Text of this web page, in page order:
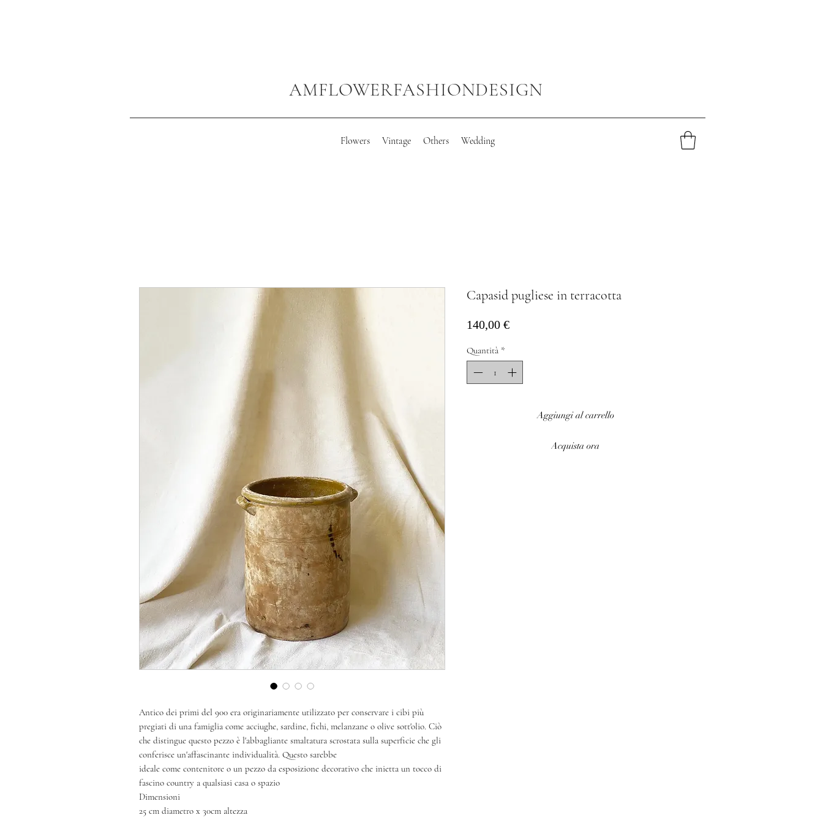
AMFLOWERFASHIONDESIGN
Flowers Vintage Others Wedding
Antico dei primi del 900 era originariamente utilizzato per conservare i cibi più
pregiati di una famiglia come acciughe, sardine, fichi, melanzane o olive sott'olio. Ciò
che distingue questo pezzo è l'abbagliante smaltatura scrostata sulla superficie che gli
conferisce un'affascinante individualità. Questo sarebbe
ideale come contenitore o un pezzo da esposizione decorativo che inietta un tocco di
fascino country a qualsiasi casa o spazio
Dimensioni
25 cm diametro x 30cm altezza
Capasid pugliese in terracotta
140,00 €Prezzo
Quantità *
Aggiungi al carrello
Acquista ora